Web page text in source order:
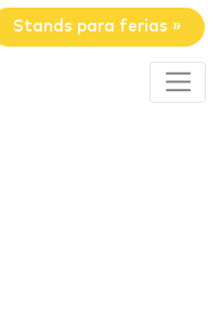
Stands para ferias »